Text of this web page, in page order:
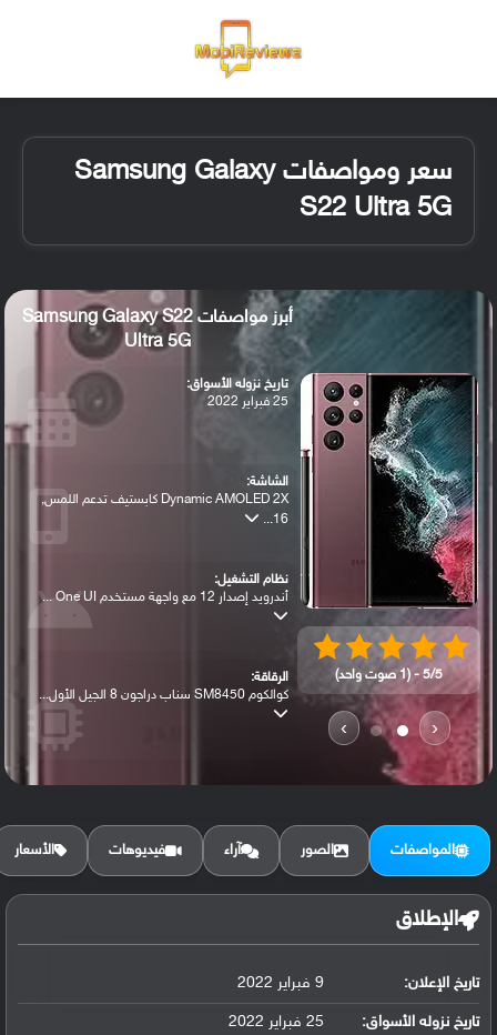
سعر ومواصفات Samsung Galaxy
S22 Ultra 5G
5/5 - (1 صوت واحد)
‹
›
أبرز مواصفات Samsung Galaxy S22
Ultra 5G
تاريخ نزوله الأسواق:
25 فبراير 2022
الشاشة:
Dynamic AMOLED 2X كابستيف تدعم اللمس,
16...
نظام التشغيل:
أندرويد إصدار 12 مع واجهة مستخدم One UI ...
الرقاقة:
كوالكوم SM8450 سناب دراجون 8 الجيل الأول...
البطارية:
ليثيوم بوليمر سعة 5000 مللي أمبير, غير ق...
المواصفات الصور آراء فيديوهات الأسعار
الإطلاق
تاريخ الإعلان: 9 فبراير 2022
تاريخ نزوله الأسواق: 25 فبراير 2022